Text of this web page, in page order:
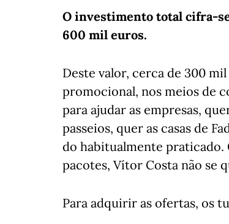
O investimento total cifra-
600 mil euros.
Deste valor, cerca de 300
promocional, nos meios de
para ajudar as empresas,
passeios, quer as casas de
do habitualmente praticado.
pacotes, Vítor Costa não se
Para adquirir as ofertas, os